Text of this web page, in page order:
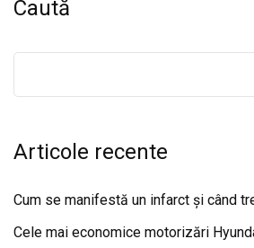
Caută
Articole recente
Cum se manifestă un infarct și când
Cele mai economice motorizări